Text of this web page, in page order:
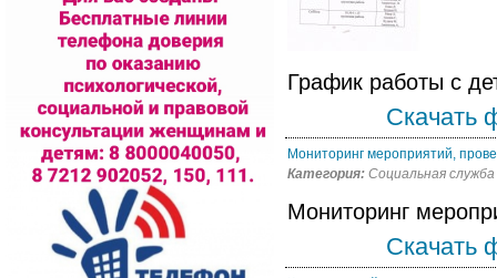
График работы с
Скачать
Мониторинг мероприятий,
Категория: Социальная служба
Мониторинг
Скачать